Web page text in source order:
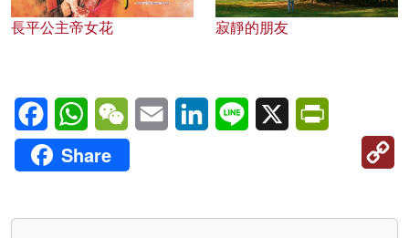
長平公主帝女花 寂靜的朋友
FacebookWhatsAppWeChatEmail LinkedInLine X
Share